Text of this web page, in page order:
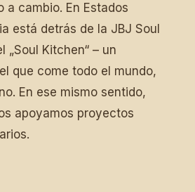
a cambio. En Estados
está detrás de la JBJ Soul
„Soul Kitchen“ – un
que come todo el mundo,
En ese mismo sentido,
apoyamos proyectos